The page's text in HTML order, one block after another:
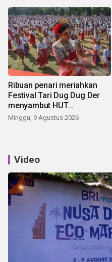
Ribuan penari meriahkan
Festival Tari Dug Dug Der
menyambut HUT
Kemerdekaan
Minggu, 9 Agustus 2026
Video